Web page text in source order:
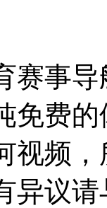
赛事
免费
视频
异议